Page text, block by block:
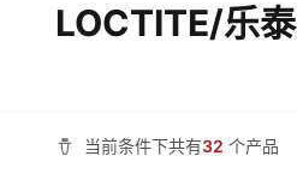
LOCTITE/乐泰
当前条件下共有32 个产品